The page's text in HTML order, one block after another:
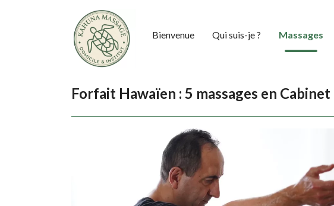
Bienvenue Qui suis-je ? Massages
Forfait Hawaïen : 5 massages en